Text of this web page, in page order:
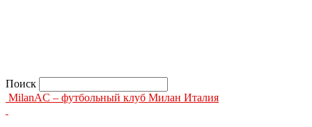
Поиск
MilanAC – футбольный клуб Милан Италия